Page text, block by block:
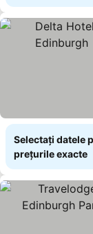
Selectați datele
prețurile exacte